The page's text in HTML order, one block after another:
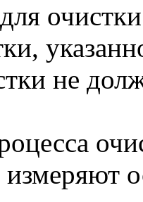
не
измеряют